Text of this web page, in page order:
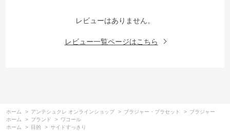
レビューはありません。
レビュー一覧ページはこちら
ホーム > アンテシュクレ オンラインショップ > ブラジャー・ブラセット > ブラジャー
ホーム
> ブランド > ワコール
ホーム
> 目的 > サイドすっきり